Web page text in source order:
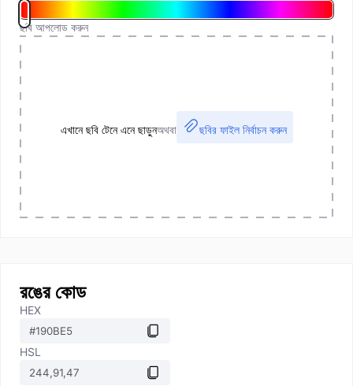
ছবি আপলোড করুন
এখানে ছবি টেনে এনে ছাড়ুনঅথবা ছবির ফাইল নির্বাচন করুন
রঙের কোড
HEX
HSL